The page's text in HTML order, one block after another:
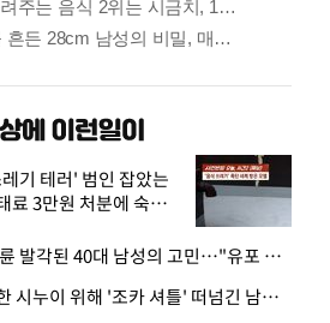
기 테러' 범인 잡았는
3만원 처분에 숙박업
· 직장 불륜 발각된 40대 남성의 고민…"유포 동료 명예훼손·협박죄 고소 가능할까"
· 재취업한 시누이 위해 '조카 셔틀' 떠넘긴 남편…아내 "난 못한다"